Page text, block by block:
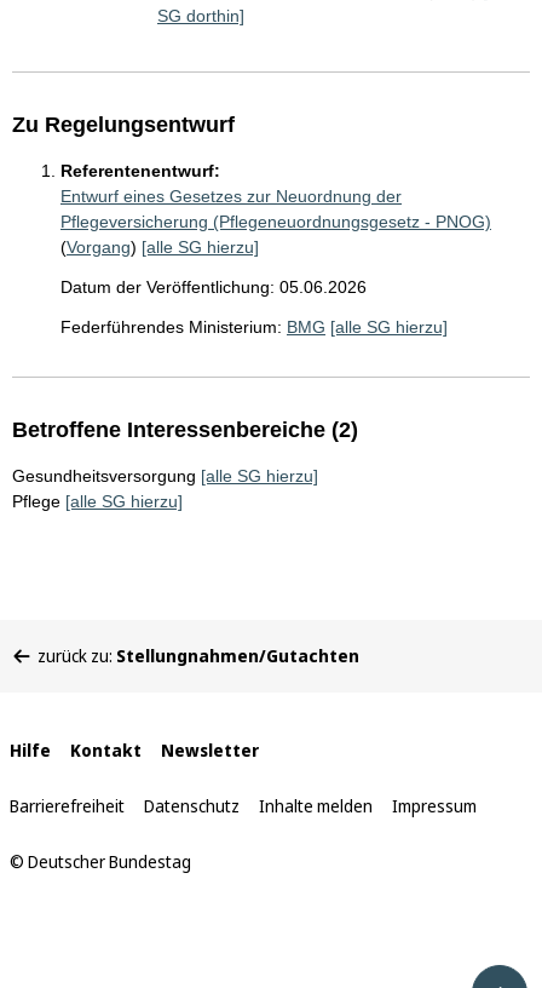
SG dorthin]
Zu Regelungsentwurf
Referentenentwurf:
Entwurf eines Gesetzes zur Neuordnung der
Pflegeversicherung (Pflegeneuordnungsgesetz - PNOG)
(Vorgang) [alle SG hierzu]
Datum der Veröffentlichung: 05.06.2026
Federführendes Ministerium: BMG [alle SG hierzu]
Betroffene Interessenbereiche (2)
Gesundheitsversorgung [alle SG hierzu]
Pflege [alle SG hierzu]
befinden
zurück zu: Stellungnahmen/Gutachten
Interne
Links
Hilfe Kontakt Newsletter
Barrierefreiheit Datenschutz Inhalte melden Impressum
© Deutscher Bundestag